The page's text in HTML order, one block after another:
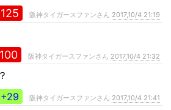
阪神タイガースファンさん 2017,10/4 21:19
阪神タイガースファンさん 2017,10/4 21:32
+29
阪神タイガースファンさん 2017,10/4 21:41